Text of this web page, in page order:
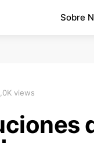
Sobre
views